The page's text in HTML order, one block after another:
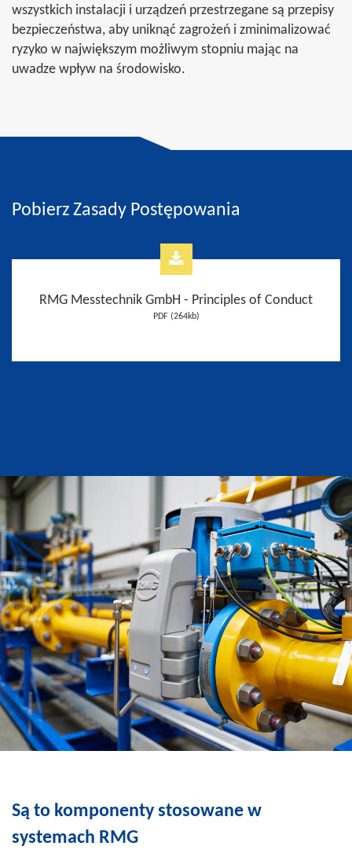
wszystkich instalacji i urządzeń przestrzegane są przepisy
bezpieczeństwa, aby uniknąć zagrożeń i zminimalizować
ryzyko w największym możliwym stopniu mając na
uwadze wpływ na środowisko.
Pobierz Zasady Postępowania
RMG Messtechnik GmbH - Principles of Conduct
PDF (264kb)
Są to komponenty stosowane w
systemach RMG